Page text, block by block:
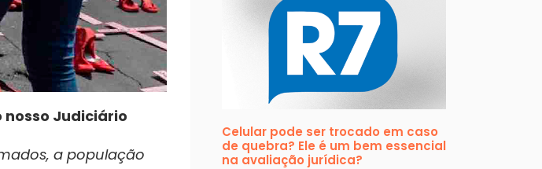
nosso Judiciário
a população
Celular pode ser trocado em caso
de quebra? Ele é um bem essencial
na avaliação jurídica?